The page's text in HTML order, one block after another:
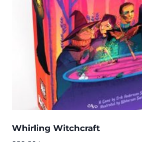
Whirling Witchcraft